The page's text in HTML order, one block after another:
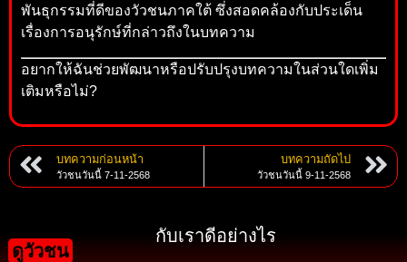
พันธุกรรมที่ดีของวัวชนภาคใต้ ซึ่งสอดคล้องกับประเด็น
เรื่องการอนุรักษ์ที่กล่าวถึงในบทความ
อยากให้ฉันช่วยพัฒนาหรือปรับปรุงบทความในส่วนใดเพิ่ม
เติมหรือไม่?
บทความก่อนหน้า
วัวชนวันนี้ 7-11-2568
บทความถัดไป
วัวชนวันนี้ 9-11-2568
ดูวัวชน
กับเราดีอย่างไร